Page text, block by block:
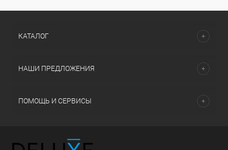
КАТАЛОГ
НАШИ ПРЕДЛОЖЕНИЯ
ПОМОЩЬ И СЕРВИСЫ